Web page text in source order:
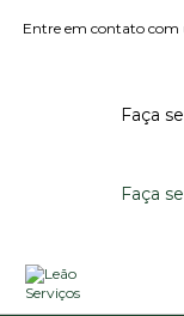
Entre em contato com
Faça
Faça